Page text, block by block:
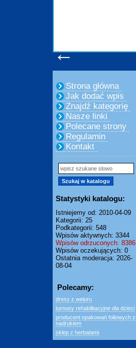
←
Strona główna
Jak dodać wpis
Znajdź kategorię
Nasze linki
Polecane strony
Regulamin
Kontakt
Statystyki katalogu:
Istniejemy od: 2010-04-09
Kategorii: 25
Podkategorii: 548
Wpisów aktywnych: 3344
Wpisów odrzuconych: 8386
Wpisów oczekujących: 0
Ostatnia moderacja: 2026-
08-04
Polecamy:
dresy z weluru
turnusy rehabilitacyjne dla dzieci
producent opakowań foliowych z
nadrukiem
sklep z herbatami